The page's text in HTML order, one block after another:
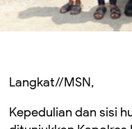
Langkat//MSN,
Kepedulian dan sisi